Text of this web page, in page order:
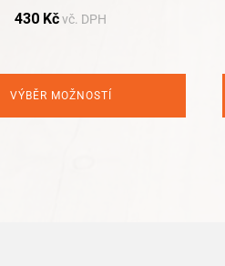
430 Kčvč. DPH
VÝBĚR MOŽNOSTÍ